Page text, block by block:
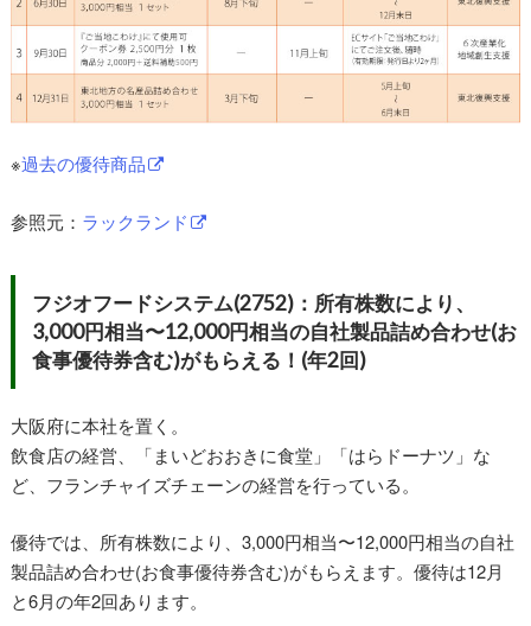
※過去の優待商品
参照元： ラックランド
フジオフードシステム(2752)：所有株数により、
3,000円相当〜12,000円相当の自社製品詰め合わせ(お
食事優待券含む)がもらえる！(年2回)
大阪府に本社を置く。
飲食店の経営、「まいどおおきに食堂」「はらドーナツ」な
ど、フランチャイズチェーンの経営を行っている。
優待では、所有株数により、3,000円相当〜12,000円相当の自社
製品詰め合わせ(お食事優待券含む)がもらえます。優待は12月
と6月の年2回あります。